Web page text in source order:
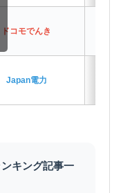
ドコモでんき
Japan電力
キング記事一